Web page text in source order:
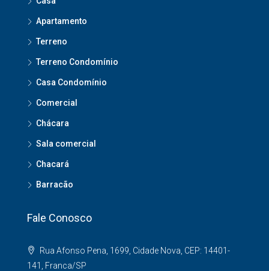
Apartamento
Terreno
Terreno Condomínio
Casa Condomínio
Comercial
Chácara
Sala comercial
Chacará
Barracão
Fale Conosco
Rua Afonso Pena, 1699, Cidade Nova, CEP: 14401-
141, Franca/SP